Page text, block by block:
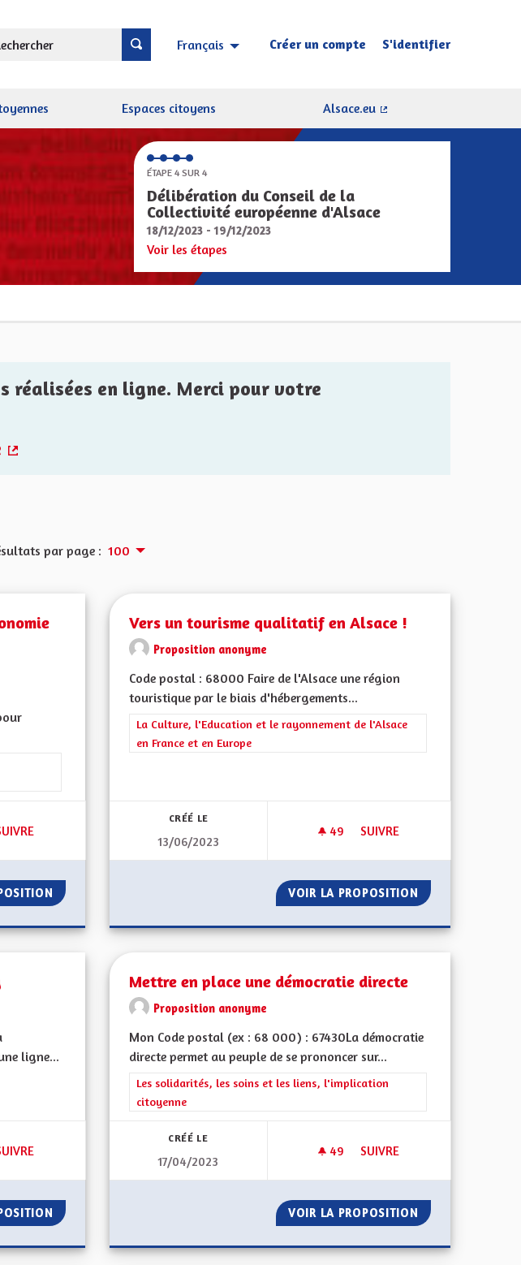
Français Choisir la langue Sprache wählen
Créer un compte S'identifier
Espaces citoyens
Alsace.eu
ÉTAPE 4 SUR 4
Délibération du Conseil de la
Collectivité européenne d'Alsace
18/12/2023 - 19/12/2023
Voir les étapes
réalisées en ligne. Merci pour votre
par page : 100
énergétiques, écologiques, environnementales et climatiques
ABONNÉS
ECONOLOGIE OU COMMENT ALLIER ÉCONOMIE ET ÉCOLOGIE
ECONOLOGIE OU COMMENT ALLIER ÉCONOMIE ET ÉCOLOGIE
Vers un tourisme qualitatif en Alsace !
Proposition anonyme
Code postal : 68000 Faire de l'Alsace une région
touristique par le biais d'hébergements...
Filtrer les résultats de la catégorie : La Culture, l'Education et le
La Culture, l'Education et le rayonnement de l'Alsace
en France et en Europe
CRÉÉ LE
13/06/2023
49 49 ABONNÉS
SUIVRE
VOIR LA PROPOSITION VERS UN
ligne...
publics en proximité
ABONNÉS
LIGNE DE TRAIN MULHOUSE FRIBOURG
LIGNE DE TRAIN MULHOUSE FRIBOURG
Mettre en place une démocratie directe
Proposition anonyme
Mon Code postal (ex : 68 000) : 67430La démocratie
directe permet au peuple de se prononcer sur...
Filtrer les résultats de la catégorie : Les solidarités, les soins et les liens,
Les solidarités, les soins et les liens, l'implication
citoyenne
CRÉÉ LE
17/04/2023
49 49 ABONNÉS
SUIVRE
VOIR LA PROPOSITION METTRE EN